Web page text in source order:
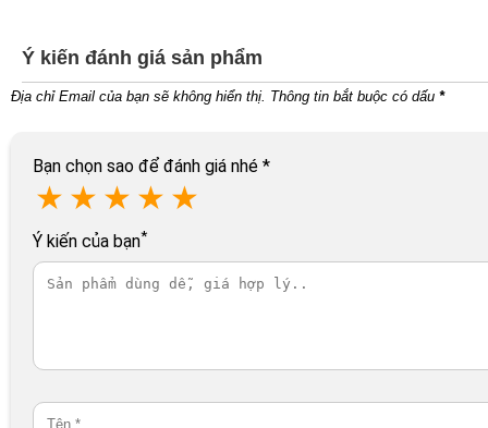
Ý kiến đánh giá sản phẩm
Địa chỉ Email của bạn sẽ không hiển thị. Thông tin bắt buộc có dấu *
Bạn chọn sao để đánh giá nhé *
★ ★ ★ ★ ★
Ý kiến của bạn*